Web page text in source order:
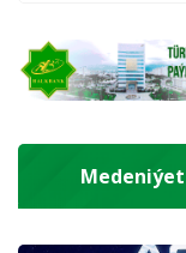
Medeniýet